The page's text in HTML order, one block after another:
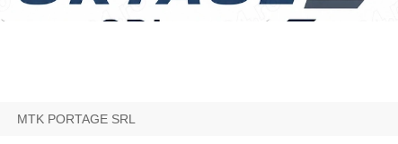
MTK PORTAGE SRL